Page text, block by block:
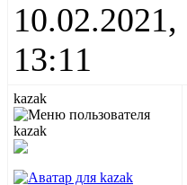
10.02.2021,
13:11
kazak